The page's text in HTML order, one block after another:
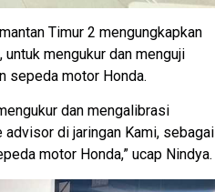
Timur 2 mengungkapkan
mengukur dan menguji
sepeda motor Honda.
dan mengalibrasi
di jaringan Kami, sebagai
motor Honda,” ucap Nindya.